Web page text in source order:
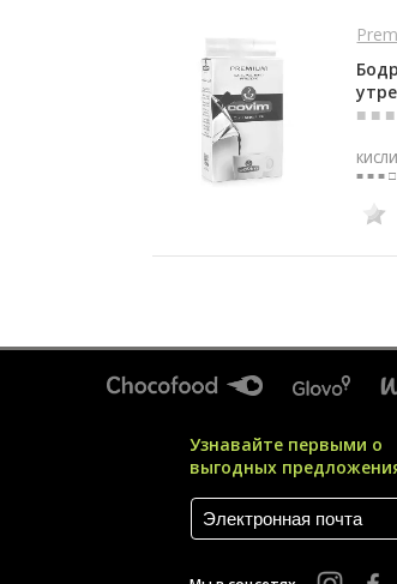
■ ■
■ ■ ■
Узнавайте первыми о
выгодных